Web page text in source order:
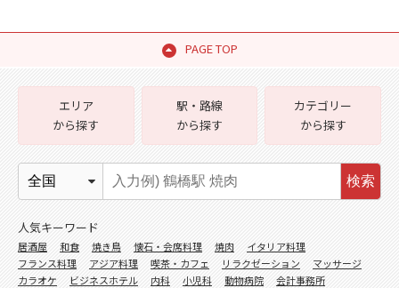
PAGE TOP
エリア
から探す
駅・路線
から探す
カテゴリー
から探す
検索
人気キーワード
居酒屋 和食 焼き鳥 懐石・会席料理 焼肉
イタリア料理
フランス料理
アジア料理 喫茶・カフェ リラクゼーション
マッサージ
カラオケ
ビジネスホテル 内科 小児科 動物病院
会計事務所